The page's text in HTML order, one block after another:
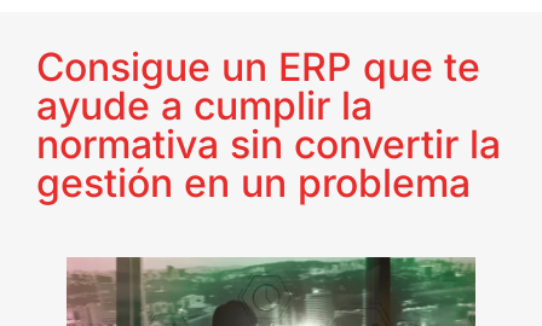
Consigue un ERP que te
ayude a cumplir la
normativa sin convertir la
gestión en un problema